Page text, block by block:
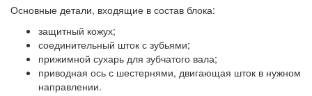
Основные детали, входящие в состав блока:
защитный кожух;
соединительный шток с зубьями;
прижимной сухарь для зубчатого вала;
приводная ось с шестернями, двигающая шток в нужном
направлении.